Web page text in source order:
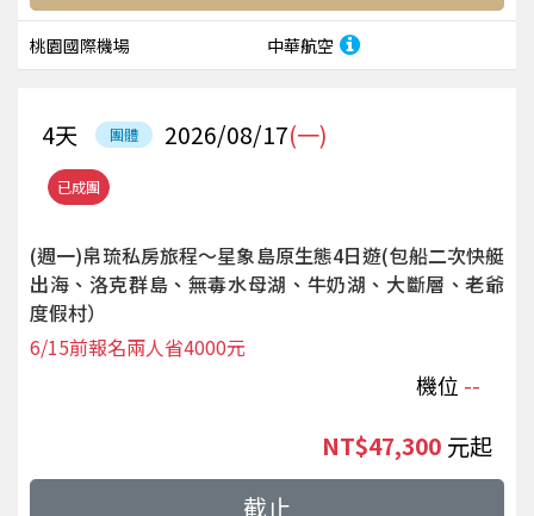
桃園國際機場 中華航空
已成團
團體 2026/08/17(一)
4天
(週一)帛琉私房旅程～星象島原生態4日遊(包船二次快艇
出海、洛克群島、無毒水母湖、牛奶湖、大斷層、老爺
度假村）
機位 --
6/15前報名兩人省4000元
NT$47,300 起
截止